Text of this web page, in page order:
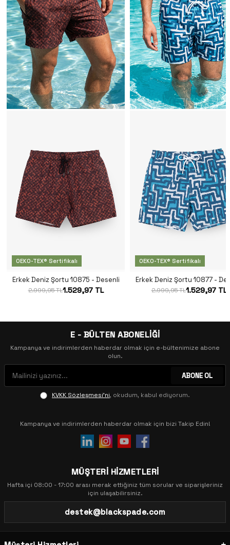
OEKO-TEX® Sertifikalı
Erkek Deniz Şortu 10875 - Desenli
2.999,95 TL1.529,97 TL
OEKO-TEX® Sertifikalı
Erkek Deniz Şortu 10877 -
2.999,95 TL1.529,97 TL
E - BÜLTEN ABONELİĞİ
Kampanya ve indirimlerden haberdar olmak için e-bültenimize abone
olun.
ABONE OL
KVKK Sözleşmesi'ni, okudum, kabul ediyorum.
Kampanya ve indirimlerden haberdar olmak için bizi Takip Edin!
MÜŞTERİ HİZMETLERİ
Hafta içi 08:00 - 17:00 arası merak ettiğiniz tüm sorular ve siparişleriniz
için ulaşabilirsiniz.
destek@blackspade.com